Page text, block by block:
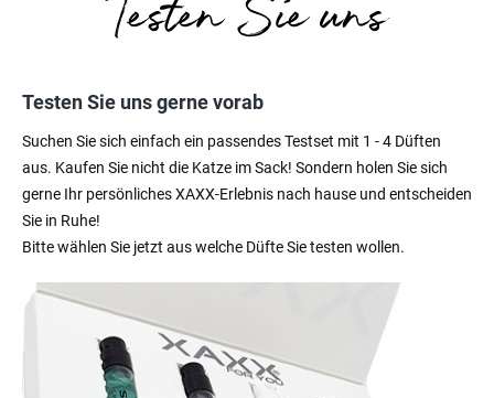
Testen Sie uns gerne vorab
Suchen Sie sich einfach ein passendes Testset mit 1 - 4 Düften
aus. Kaufen Sie nicht die Katze im Sack! Sondern holen Sie sich
gerne Ihr persönliches XAXX-Erlebnis nach hause und entscheiden
Sie in Ruhe!
Bitte wählen Sie jetzt aus welche Düfte Sie testen wollen.